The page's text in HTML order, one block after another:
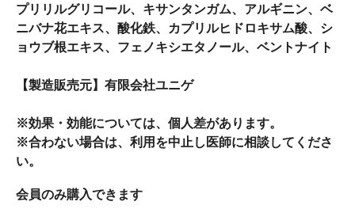
プリリルグリコール、キサンタンガム、アルギニン、ベ
ニバナ花エキス、酸化鉄、カプリルヒドロキサム酸、シ
ョウブ根エキス、フェノキシエタノール、ベントナイト
【製造販売元】有限会社ユニゲ
※効果・効能については、個人差があります。
※合わない場合は、利用を中止し医師に相談してくださ
い。
会員のみ購入できます